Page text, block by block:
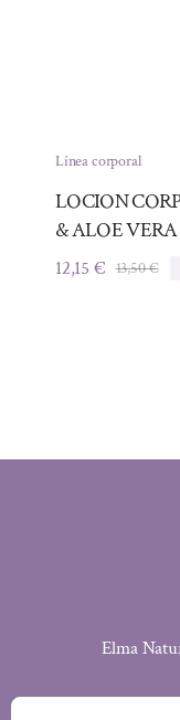
Línea corporal
LOCION
& ALOE
13,50€El
12,15 €
El
Elma